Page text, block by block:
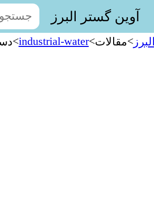
آوین گستر البرز
>مقالات>
industrial-water
>